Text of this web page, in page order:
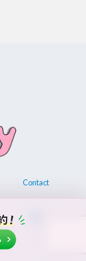
Contact